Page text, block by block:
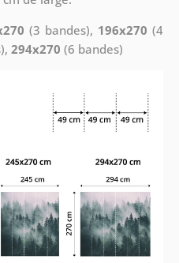
(3 bandes), 196x270 (4
294x270 (6 bandes)